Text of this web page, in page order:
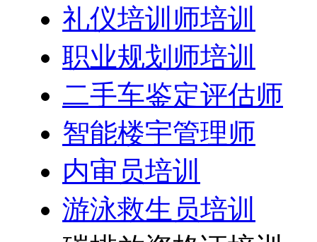
礼仪培训师培训
职业规划师培训
二手车鉴定评估师
智能楼宇管理师
内审员培训
游泳救生员培训